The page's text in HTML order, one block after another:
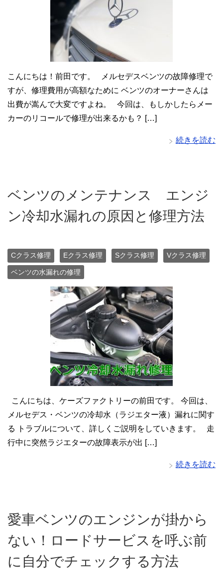
こんにちは！前田です。 メルセデスベンツの故障修理で
すが、修理費用が高額なために ベンツのオーナーさんは
出費が嵩んで大変ですよね。 今回は、もしかしたらメー
カーのリコールで修理が出来るかも？ […]
続きを読む
ベンツのメンテナンス エンジ
ン冷却水漏れの原因と修理方法
Cクラス修理 Eクラス修理 Sクラス修理 Vクラス修理
ベンツの水漏れの修理
こんにちは、ケーズファクトリーの前田です。 今回は、
メルセデス・ベンツの冷却水（ラジエター液）漏れに関す
る トラブルについて、詳しくご説明をしていきます。 走
行中に突然ラジエターの故障表示が出 […]
続きを読む
愛車ベンツのエンジンが掛から
ない！ロードサービスを呼ぶ前
に自分でチェックする方法